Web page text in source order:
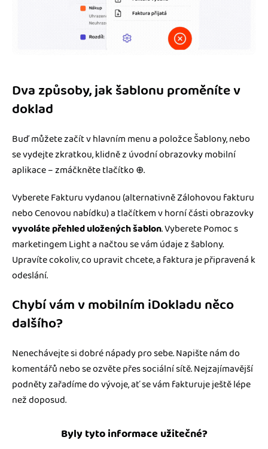
Dva způsoby, jak šablonu proměníte v
doklad
Buď můžete začít v hlavním menu a položce Šablony, nebo
se vydejte zkratkou, klidně z úvodní obrazovky mobilní
aplikace – zmáčkněte tlačítko ⊕.
Vyberete Fakturu vydanou (alternativně Zálohovou fakturu
nebo Cenovou nabídku) a tlačítkem v horní části obrazovky
vyvoláte přehled uložených šablon. Vyberete Pomoc s
marketingem Light a načtou se vám údaje z šablony.
Upravíte cokoliv, co upravit chcete, a faktura je připravená k
odeslání.
Chybí vám v mobilním iDokladu něco
dalšího?
Nenechávejte si dobré nápady pro sebe. Napište nám do
komentářů nebo se ozvěte přes sociální sítě. Nejzajímavější
podněty zařadíme do vývoje, ať se vám fakturuje ještě lépe
než doposud.
Byly tyto informace užitečné?